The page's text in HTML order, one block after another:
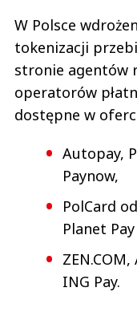
W Polsce
tokenizacji
stronie agentów
operatorów
dostępne w
Autopay,
Paynow,
PolCard
Planet
ING Pay.